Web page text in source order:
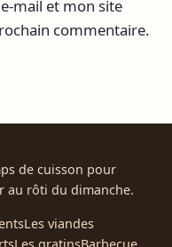
mail et mon site
commentaire.
de cuisson pour
au rôti du dimanche.
Les viandes
Les gratinsBarbecue